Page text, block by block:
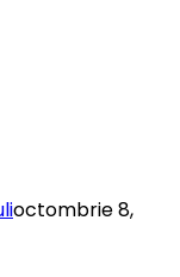
octombrie 8,